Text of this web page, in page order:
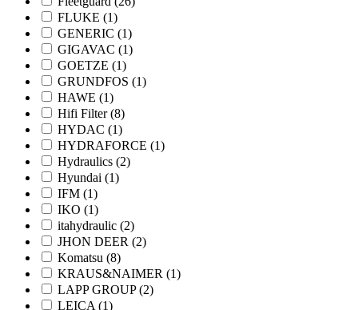
FLUKE (1)
GENERIC (1)
GIGAVAC (1)
GOETZE (1)
GRUNDFOS (1)
HAWE (1)
Hifi Filter(8)
HYDAC (1)
HYDRAFORCE (1)
Hydraulics (2)
Hyundai (1)
IFM (1)
IKO (1)
itahydraulic (2)
JHON DEER (2)
Komatsu (8)
KRAUS&NAIMER (1)
LAPP GROUP(2)
LEICA (1)